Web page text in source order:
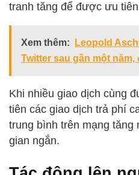
tranh tăng để được ưu
Xem thêm:
Leopold
Twitter sau gần một
Khi nhiều giao dịch cùng
tiên các giao dịch trả phí
trung bình trên mạng tăng
gian ngắn.